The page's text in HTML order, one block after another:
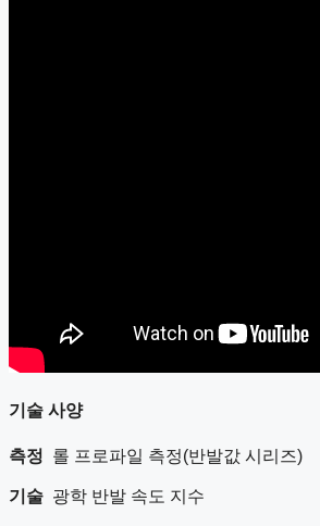
기술 사양
측정 롤 프로파일 측정(반발값 시리즈)
기술 광학 반발 속도 지수